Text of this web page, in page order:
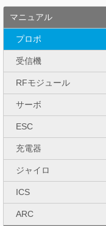
マニュアル
プロポ
受信機
RFモジュール
サーボ
ESC
充電器
ジャイロ
ICS
ARC